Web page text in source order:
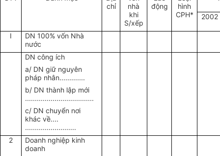
chỉ
nhà
khi
S/xếp
động
hình
CPH*
2002
I
DN 100% vốn Nhà
nước
DN công ích
a/ DN giữ nguyên
pháp nhân.............
b/ DN thành lập mới
...................................
c/ DN chuyển nơi
khác về....
..........................
2
Doanh nghiệp kinh
doanh